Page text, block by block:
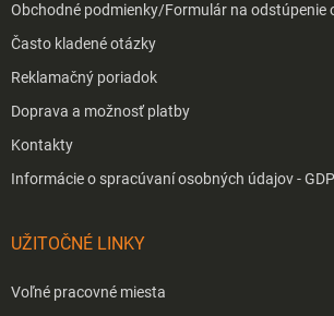
Obchodné podmienky/Formulár na odstúpenie
Často kladené otázky
Reklamačný poriadok
Doprava a možnosť platby
Kontakty
Informácie o spracúvaní osobných údajov -
UŽITOČNÉ LINKY
Voľné pracovné miesta